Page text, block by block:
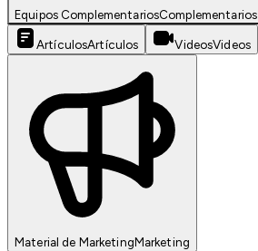
Equipos ComplementariosComplementarios
ArtículosArtículos VideosVideos
Material de MarketingMarketing